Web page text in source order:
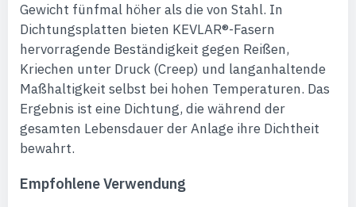
Gewicht fünfmal höher als die von Stahl. In
Dichtungsplatten bieten KEVLAR®-Fasern
hervorragende Beständigkeit gegen Reißen,
Kriechen unter Druck (Creep) und langanhaltende
Maßhaltigkeit selbst bei hohen Temperaturen. Das
Ergebnis ist eine Dichtung, die während der
gesamten Lebensdauer der Anlage ihre Dichtheit
bewahrt.
Empfohlene Verwendung